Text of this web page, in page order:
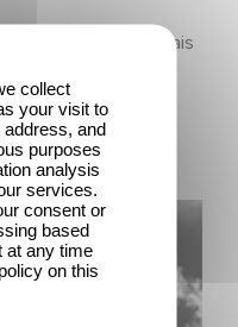
cette section mais
collect
your visit to
and
purposes
analysis
services.
consent or
based
at any time
on this